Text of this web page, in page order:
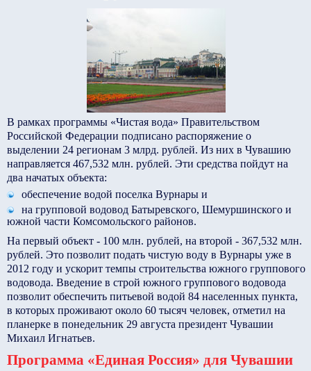
В рамках программы «Чистая вода» Правительством
Российской Федерации подписано распоряжение о
выделении 24 регионам 3 млрд. рублей. Из них в Чувашию
направляется 467,532 млн. рублей. Эти средства пойдут на
два начатых объекта:
обеспечение водой поселка Вурнары и
на групповой водовод Батыревского, Шемуршинского и
южной части Комсомольского районов.
На первый объект - 100 млн. рублей, на второй - 367,532 млн.
рублей. Это позволит подать чистую воду в Вурнары уже в
2012 году и ускорит темпы строительства южного группового
водовода. Введение в строй южного группового водовода
позволит обеспечить питьевой водой 84 населенных пункта,
в которых проживают около 60 тысяч человек, отметил на
планерке в понедельник 29 августа президент Чувашии
Михаил Игнатьев.
Программа «Единая Россия» для Чувашии